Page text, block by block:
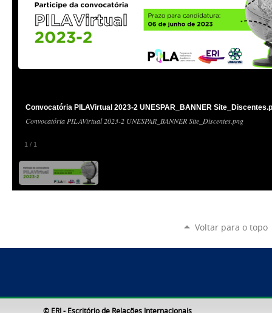
1 / 1
Convocatória PILAVirtual 2023-2 UNESPAR_BANNER
Convocatória PILAVirtual 2023-2 UNESPAR_BANNER Site_Discentes.png
Voltar para o topo
© ERI - Escritório de Relações Internacionais